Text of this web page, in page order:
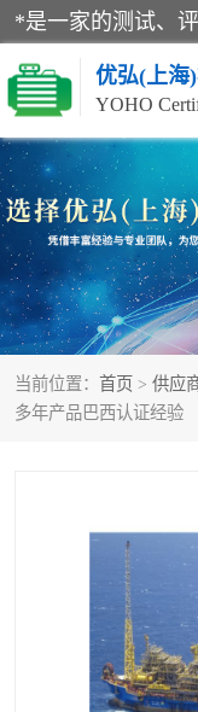
优弘(上海
YOHO
当前位置： 首页 > 供应
多年产品巴西认证经验
RECYCLASS认证
NR12认证
ART认证
巴西认证